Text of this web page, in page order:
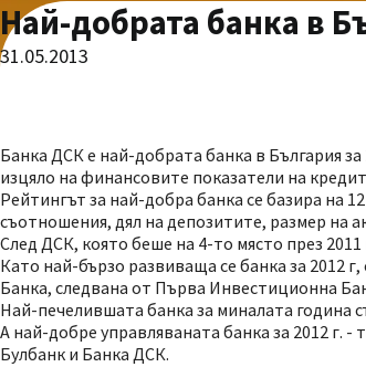
Най-добрата банка в
31.05.2013
Банка ДСК е най-добрата банка в България
изцяло на финансовите показатели на
Рейтингът за най-добра банка се базира на
съотношения, дял на депозитите, размер на
След ДСК, която беше на 4-то място през
Като най-бързо развиваща се банка за 2012
Банка, следвана от Първа Инвестиционна
Най-печелившата банка за миналата година
А най-добре управляваната банка за 2012 г.
Булбанк и Банка ДСК.